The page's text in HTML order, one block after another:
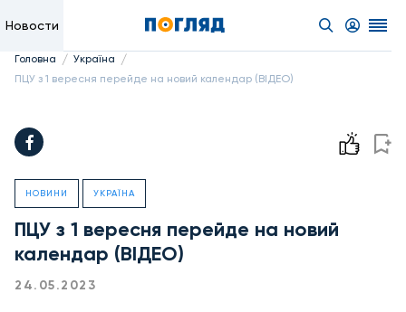
Новости
Головна / Україна /
ПЦУ з 1 вересня перейде на новий календар (ВІДЕО)
НОВИНИ УКРАЇНА
ПЦУ з 1 вересня перейде на новий
календар (ВІДЕО)
24.05.2023